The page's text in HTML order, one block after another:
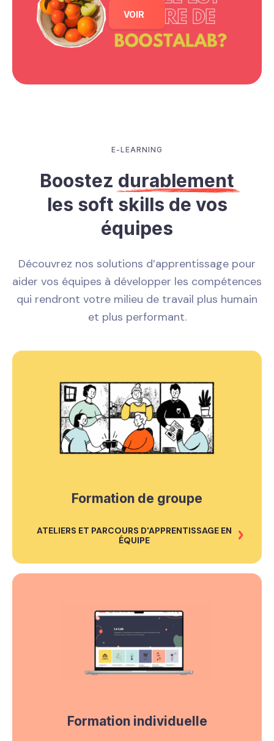
VOIR
E-LEARNING
Boostez durablement
les soft skills de vos
équipes
Découvrez nos solutions d’apprentissage pour
aider vos équipes à développer les compétences
qui rendront votre milieu de travail plus humain
et plus performant.
Formation de groupe
ATELIERS ET PARCOURS D'APPRENTISSAGE EN
ÉQUIPE
Formation individuelle